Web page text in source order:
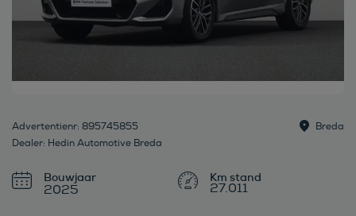
Advertentienr: 895745855
Dealer: Hedin Automotive Breda
Breda
Bouwjaar
2025 27.011